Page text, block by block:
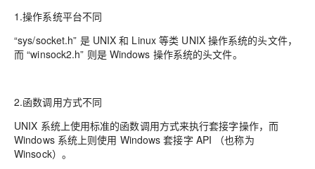
1.操作系统平台不同
“sys/socket.h” 是 UNIX 和 Linux 等类 UNIX 操作系统的头文件，
而 “winsock2.h” 则是 Windows 操作系统的头文件。
2.函数调用方式不同
UNIX 系统上使用标准的函数调用方式来执行套接字操作，而
Windows 系统上则使用 Windows 套接字 API （也称为
Winsock）。